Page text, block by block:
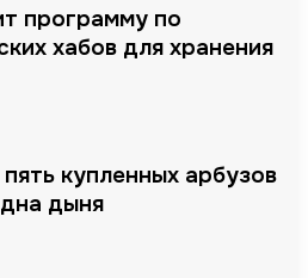
программу по
хабов для хранения
купленных арбузов
дыня